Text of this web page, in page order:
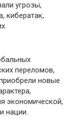
угрозы,
кибератак,
переломов,
новые
экономической,
нации.